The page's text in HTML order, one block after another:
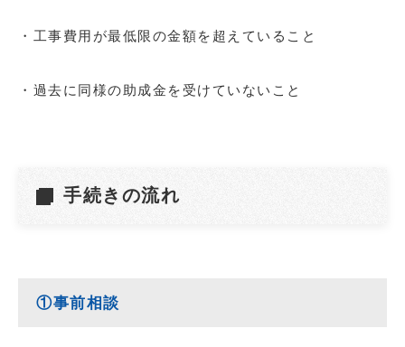
・工事費用が最低限の金額を超えていること
・過去に同様の助成金を受けていないこと
手続きの流れ
①事前相談